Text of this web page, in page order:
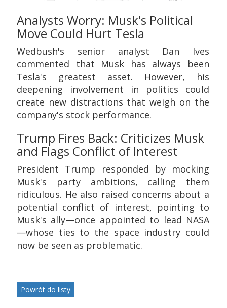
Analysts Worry: Musk's Political
Move Could Hurt Tesla
Wedbush's senior analyst Dan Ives
commented that Musk has always been
Tesla's greatest asset. However, his
deepening involvement in politics could
create new distractions that weigh on the
company's stock performance.
Trump Fires Back: Criticizes Musk
and Flags Conflict of Interest
President Trump responded by mocking
Musk's party ambitions, calling them
ridiculous. He also raised concerns about a
potential conflict of interest, pointing to
Musk's ally—once appointed to lead NASA
—whose ties to the space industry could
now be seen as problematic.
Powrót do listy